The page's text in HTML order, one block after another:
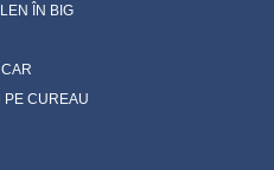
ÎN BIG
PE CUREAU